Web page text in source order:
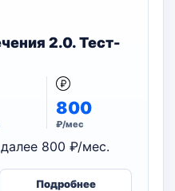
2.0. Тест-
800
₽/мес
800 ₽/мес.
Подробнее